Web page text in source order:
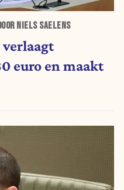
NIELS SAELENS
euro en maakt